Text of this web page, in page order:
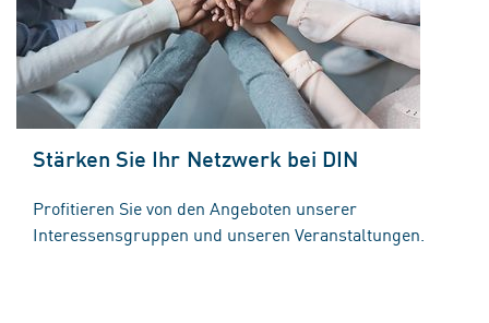
Stärken Sie Ihr Netzwerk bei DIN
Profitieren Sie von den Angeboten unserer
Interessensgruppen und unseren Veranstaltungen.